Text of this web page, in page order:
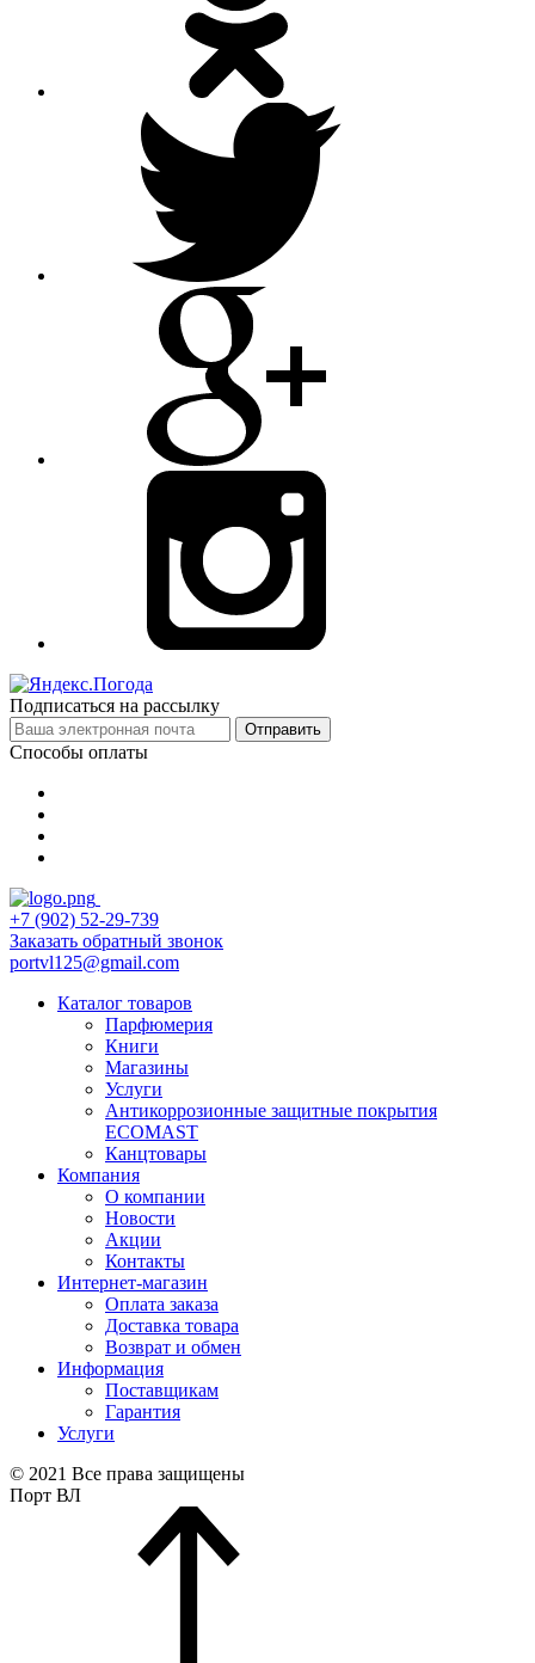
Подписаться на рассылку
Отправить
Способы оплаты
+7 (902) 52-29-739
Заказать обратный звонок
portvl125@gmail.com
Каталог товаров
Парфюмерия
Книги
Магазины
Услуги
Антикоррозионные защитные покрытия
ECOMAST
Канцтовары
Компания
О компании
Новости
Акции
Контакты
Интернет-магазин
Оплата заказа
Доставка товара
Возврат и обмен
Информация
Поставщикам
Гарантия
Услуги
© 2021 Все права защищены
Порт ВЛ